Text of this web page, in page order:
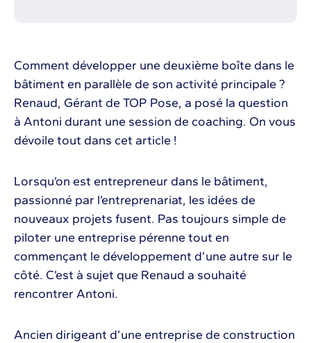
Comment développer une deuxième boîte dans le
bâtiment en parallèle de son activité principale ?
Renaud, Gérant de TOP Pose, a posé la question
à Antoni durant une session de coaching. On vous
dévoile tout dans cet article !
Lorsqu’on est entrepreneur dans le bâtiment,
passionné par l’entreprenariat, les idées de
nouveaux projets fusent. Pas toujours simple de
piloter une entreprise pérenne tout en
commençant le développement d’une autre sur le
côté. C’est à sujet que Renaud a souhaité
rencontrer Antoni.
Ancien dirigeant d’une entreprise de construction